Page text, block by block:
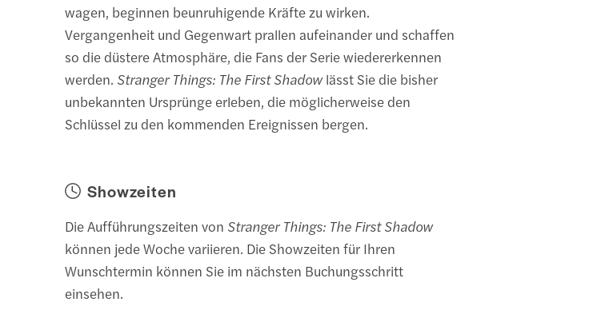
wagen, beginnen beunruhigende Kräfte zu wirken.
Vergangenheit und Gegenwart prallen aufeinander und schaffen
so die düstere Atmosphäre, die Fans der Serie wiedererkennen
werden. Stranger Things: The First Shadowlässt Sie die bisher
unbekannten Ursprünge erleben, die möglicherweise den
Schlüssel zu den kommenden Ereignissen bergen.
Showzeiten
Die Aufführungszeiten von Stranger Things: The First Shadow
können jede Woche variieren. Die Showzeiten für Ihren
Wunschtermin können Sie im nächsten Buchungsschritt
einsehen.